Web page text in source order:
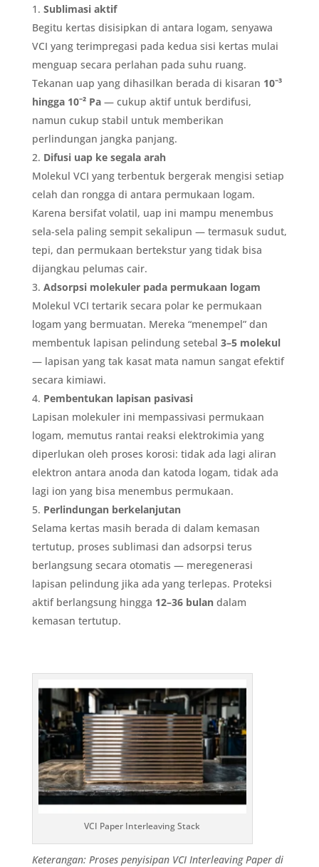
Sublimasi aktif
Begitu kertas disisipkan di antara logam, senyawa
VCI yang terimpregasi pada kedua sisi kertas mulai
menguap secara perlahan pada suhu ruang.
Tekanan uap yang dihasilkan berada di kisaran 10⁻³
hingga 10⁻² Pa— cukup aktif untuk berdifusi,
namun cukup stabil untuk memberikan
perlindungan jangka panjang.
Difusi uap ke segala arah
Molekul VCI yang terbentuk bergerak mengisi setiap
celah dan rongga di antara permukaan logam.
Karena bersifat volatil, uap ini mampu menembus
sela-sela paling sempit sekalipun — termasuk sudut,
tepi, dan permukaan bertekstur yang tidak bisa
dijangkau pelumas cair.
Adsorpsi molekuler pada permukaan logam
Molekul VCI tertarik secara polar ke permukaan
logam yang bermuatan. Mereka “menempel” dan
membentuk lapisan pelindung setebal 3–5 molekul
— lapisan yang tak kasat mata namun sangat efektif
secara kimiawi.
Pembentukan lapisan pasivasi
Lapisan molekuler ini mempassivasi permukaan
logam, memutus rantai reaksi elektrokimia yang
diperlukan oleh proses korosi: tidak ada lagi aliran
elektron antara anoda dan katoda logam, tidak ada
lagi ion yang bisa menembus permukaan.
Perlindungan berkelanjutan
Selama kertas masih berada di dalam kemasan
tertutup, proses sublimasi dan adsorpsi terus
berlangsung secara otomatis — meregenerasi
lapisan pelindung jika ada yang terlepas. Proteksi
aktif berlangsung hingga 12–36 bulandalam
kemasan tertutup.
VCI Paper Interleaving Stack
Keterangan: Proses penyisipan VCI Interleaving Paper di